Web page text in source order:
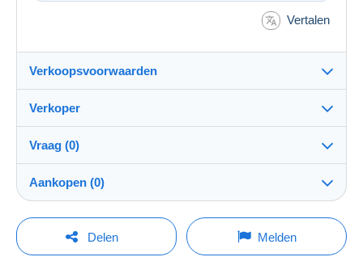
Vertalen
Verkoopsvoorwaarden
Bestemming:
Zie de lijst van landen
Verzending:
Verzending na betaling
Voor rekening van de koper
Verkoper
zegelex100%(22975x)
Winkel
Lid sedert:
Vraag (0)
Om een vraag te stellen moet u een sessie
Aankopen (0)
Laatste actualisering: 07:12:53
Delen Melden